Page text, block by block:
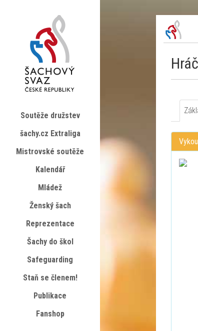
Soutěže družstev
šachy.cz Extraliga
Mistrovské soutěže
Kalendář
Mládež
Ženský šach
Reprezentace
Šachy do škol
Safeguarding
Staň se členem!
Publikace
Fanshop